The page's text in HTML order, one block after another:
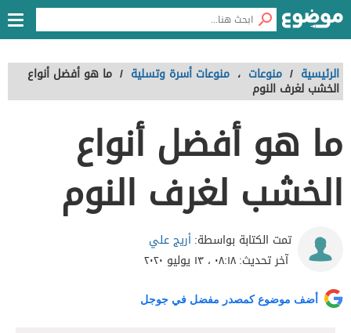
الرئيسية / منوعات ، منوعات أسرة وتسلية / ما هو أفضل أنواع
الخشب لغرف النوم
ما هو أفضل أنواع
الخشب لغرف النوم
تمت الكتابة بواسطة:أريج علي
آخر تحديث:٠٨:١٨ ، ١٣ يوليو ٢٠٢٠
أضف موضوع كمصدر مفضل في جوجل